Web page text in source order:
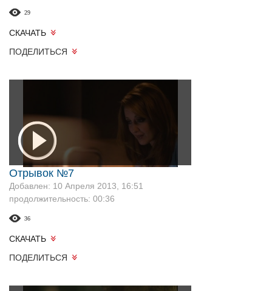
29
СКАЧАТЬ
ПОДЕЛИТЬСЯ
Отрывок №7
Добавлен: 10 Апреля 2013, 16:51
продолжительность: 00:36
36
СКАЧАТЬ
ПОДЕЛИТЬСЯ